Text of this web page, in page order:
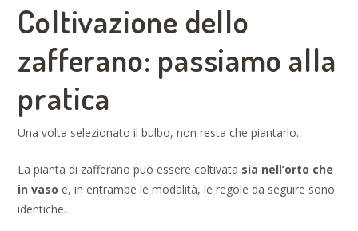
Coltivazione dello
zafferano: passiamo alla
pratica
Una volta selezionato il bulbo, non resta che piantarlo.
La pianta di zafferano può essere coltivata sia nell’orto che
in vaso e, in entrambe le modalità, le regole da seguire sono
identiche.